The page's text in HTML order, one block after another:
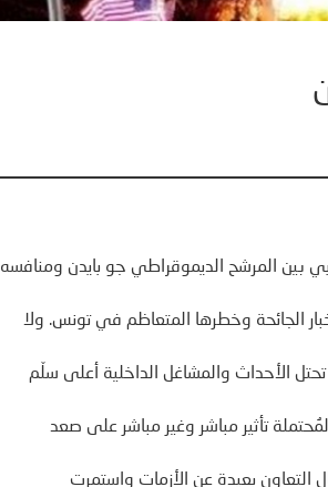
بين المرشح الديموقراطي جو بايدن ومنافسه
الجائحة وخطرها المتعاظم في تونس. ولا
الأحداث والمشاغل الداخلية أعلى سلّم
تأثير مباشر وغير مباشر على صعد
بعيدة عن الأزمات واستمرت